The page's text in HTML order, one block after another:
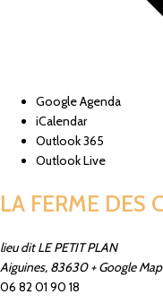
Google Agenda
iCalendar
Outlook 365
Outlook Live
LA FERME DES
lieu dit LE PETIT PLAN
Aiguines, 83630 + Google Map
06 82 01 90 18